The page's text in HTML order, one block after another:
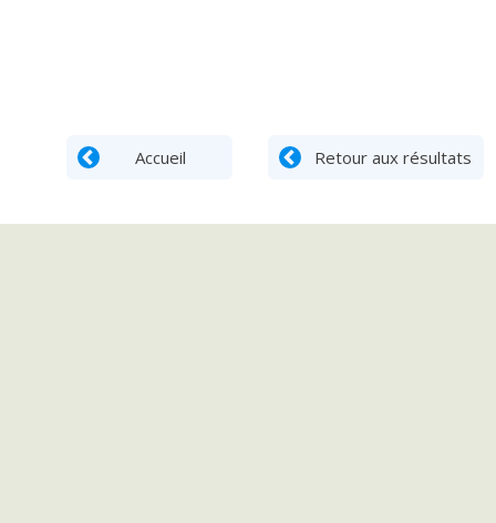
Accueil Retour aux résultats